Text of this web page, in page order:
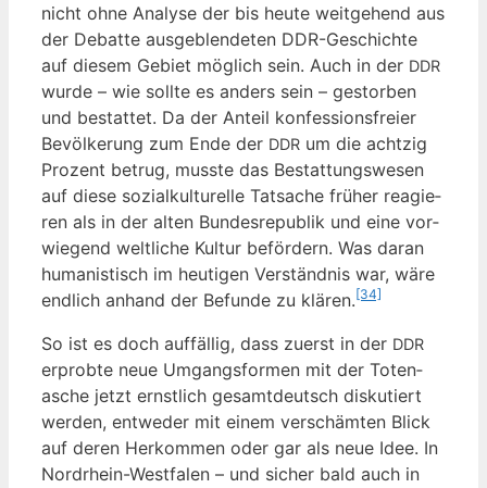
nicht ohne Ana­ly­se der bis heu­te weit­ge­hend aus
der Debat­te aus­ge­blen­de­ten DDR-Geschich­te
auf die­sem Gebiet mög­lich sein. Auch in der DDR
wur­de – wie soll­te es anders sein – gestor­ben
und bestat­tet. Da der Anteil kon­fes­si­ons­frei­er
Bevöl­ke­rung zum Ende der DDR um die acht­zig
Pro­zent betrug, muss­te das Bestat­tungs­we­sen
auf die­se sozi­al­kul­tu­rel­le Tat­sa­che frü­her reagie­
ren als in der alten Bun­des­re­pu­blik und eine vor­
wie­gend welt­li­che Kul­tur beför­dern. Was dar­an
huma­nis­tisch im heu­ti­gen Ver­ständ­nis war, wäre
end­lich anhand der Befun­de zu klä­ren.[34]
So ist es doch auf­fäl­lig, dass zuerst in der DDR
erprob­te neue Umgangs­for­men mit der Toten­
asche jetzt ernst­lich gesamt­deutsch dis­ku­tiert
wer­den, ent­we­der mit einem ver­schäm­ten Blick
auf deren Her­kom­men oder gar als neue Idee. In
Nord­rhein-West­fa­len – und sicher bald auch in